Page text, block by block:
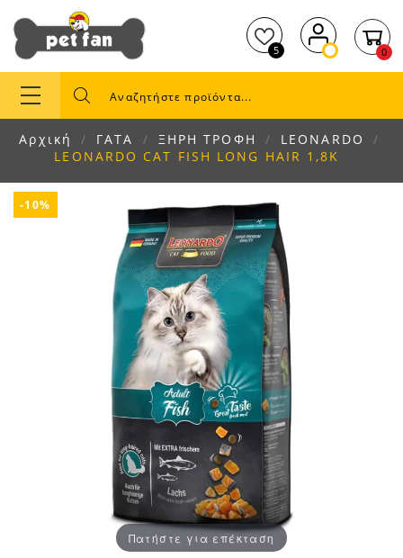
5 0
Αρχική ΓΑΤΑ ΞΗΡΗ ΤΡΟΦΗ
LEONARDO
LEONARDO CAT FISH LONG HAIR 1,8Κ
-10%
Πατήστε για επέκταση